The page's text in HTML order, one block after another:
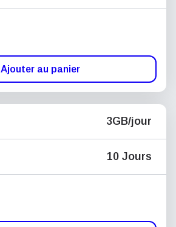
Ajouter au panier
3GB/jour
10 Jours